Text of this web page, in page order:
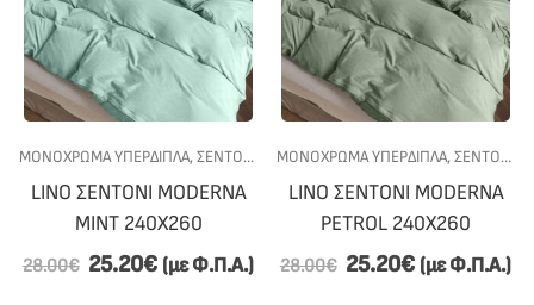
ΜΟΝΟΧΡΩΜΑ ΥΠΕΡΔΙΠΛΑ,ΣΕΝΤΟΝΙΑ ΥΠΝΟΔΩΜΑΤΙΟ
LINO ΣΕΝTΟΝΙ MODERNA
MINT 240X260
28.00€ 25.20€ (με Φ.Π.Α.)
ΜΟΝΟΧΡΩΜΑ ΥΠΕΡΔΙΠΛΑ,ΣΕΝΤΟΝΙΑ
LINO ΣΕΝTΟΝΙ MODERNA
PETROL 240X260
28.00€ 25.20€ (με Φ.Π.Α.)